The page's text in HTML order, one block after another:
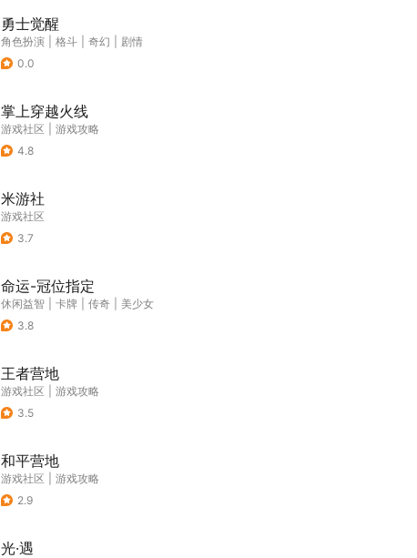
勇士觉醒
角色扮演 格斗 奇幻
剧情
0.0
掌上穿越火线
游戏社区
游戏攻略
4.8
米游社
游戏社区
3.7
命运-冠位指定
休闲益智 卡牌 传奇
美少女
3.8
王者营地
游戏社区
游戏攻略
3.5
和平营地
游戏社区
游戏攻略
2.9
光·遇